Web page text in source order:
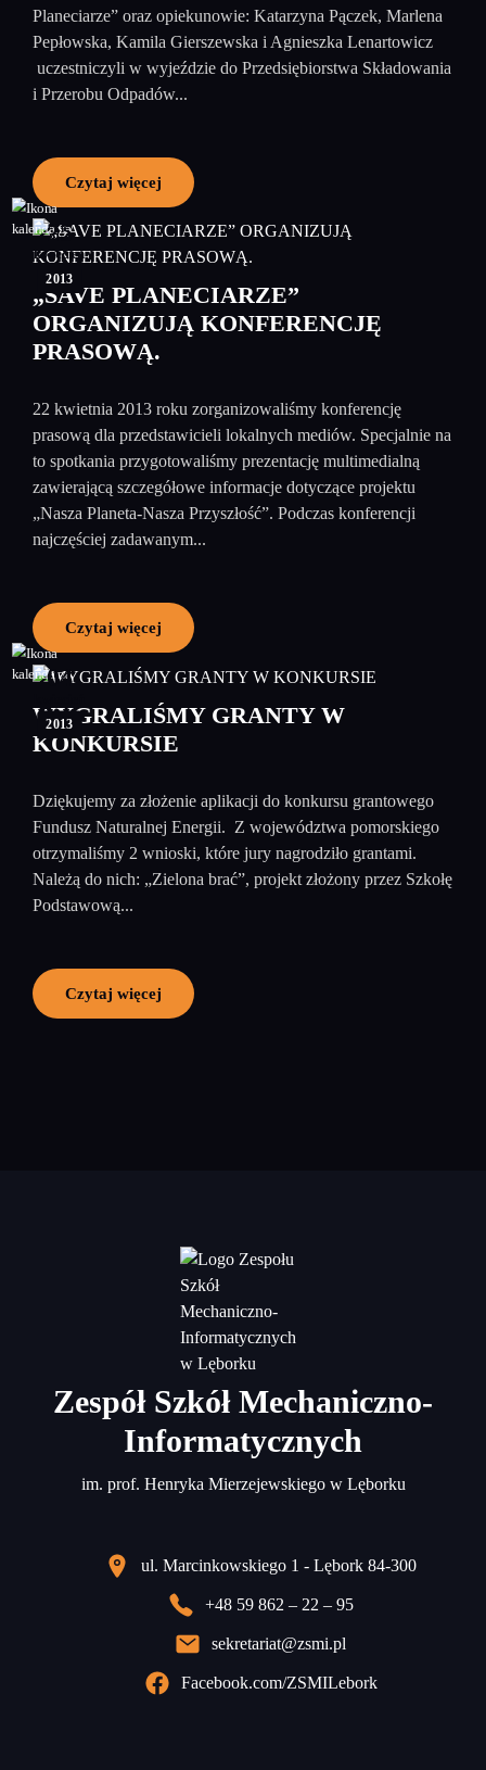
Planeciarze” oraz opiekunowie: Katarzyna Pączek, Marlena
Pepłowska, Kamila Gierszewska i Agnieszka Lenartowicz
uczestniczyli w wyjeździe do Przedsiębiorstwa Składowania
i Przerobu Odpadów...
Czytaj więcej
25
kwiecień
2013
„SAVE PLANECIARZE”
ORGANIZUJĄ KONFERENCJĘ
PRASOWĄ.
22 kwietnia 2013 roku zorganizowaliśmy konferencję
prasową dla przedstawicieli lokalnych mediów. Specjalnie na
to spotkania przygotowaliśmy prezentację multimedialną
zawierającą szczegółowe informacje dotyczące projektu
„Nasza Planeta-Nasza Przyszłość”. Podczas konferencji
najczęściej zadawanym...
Czytaj więcej
04
2013
WYGRALIŚMY GRANTY W
KONKURSIE
Dziękujemy za złożenie aplikacji do konkursu grantowego
Fundusz Naturalnej Energii. Z województwa pomorskiego
otrzymaliśmy 2 wnioski, które jury nagrodziło grantami.
Należą do nich: „Zielona brać”, projekt złożony przez Szkołę
Podstawową...
Czytaj więcej
Zespół Szkół Mechaniczno-
Informatycznych
im. prof. Henryka Mierzejewskiego w Lęborku
ul. Marcinkowskiego 1 - Lębork 84-300
+48 59 862 – 22 – 95
sekretariat@zsmi.pl
Facebook.com/ZSMILebork